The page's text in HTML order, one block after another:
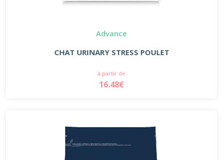
Advance
CHAT URINARY STRESS POULET
à partir de
16.48€